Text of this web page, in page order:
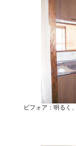
ビフォア：明るく